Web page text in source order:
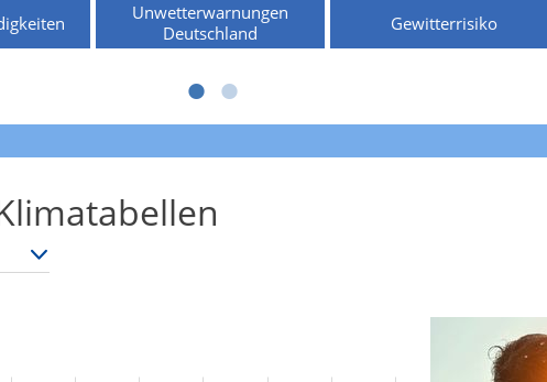
Unwetterwarnungen
Deutschland
Gewitterrisiko